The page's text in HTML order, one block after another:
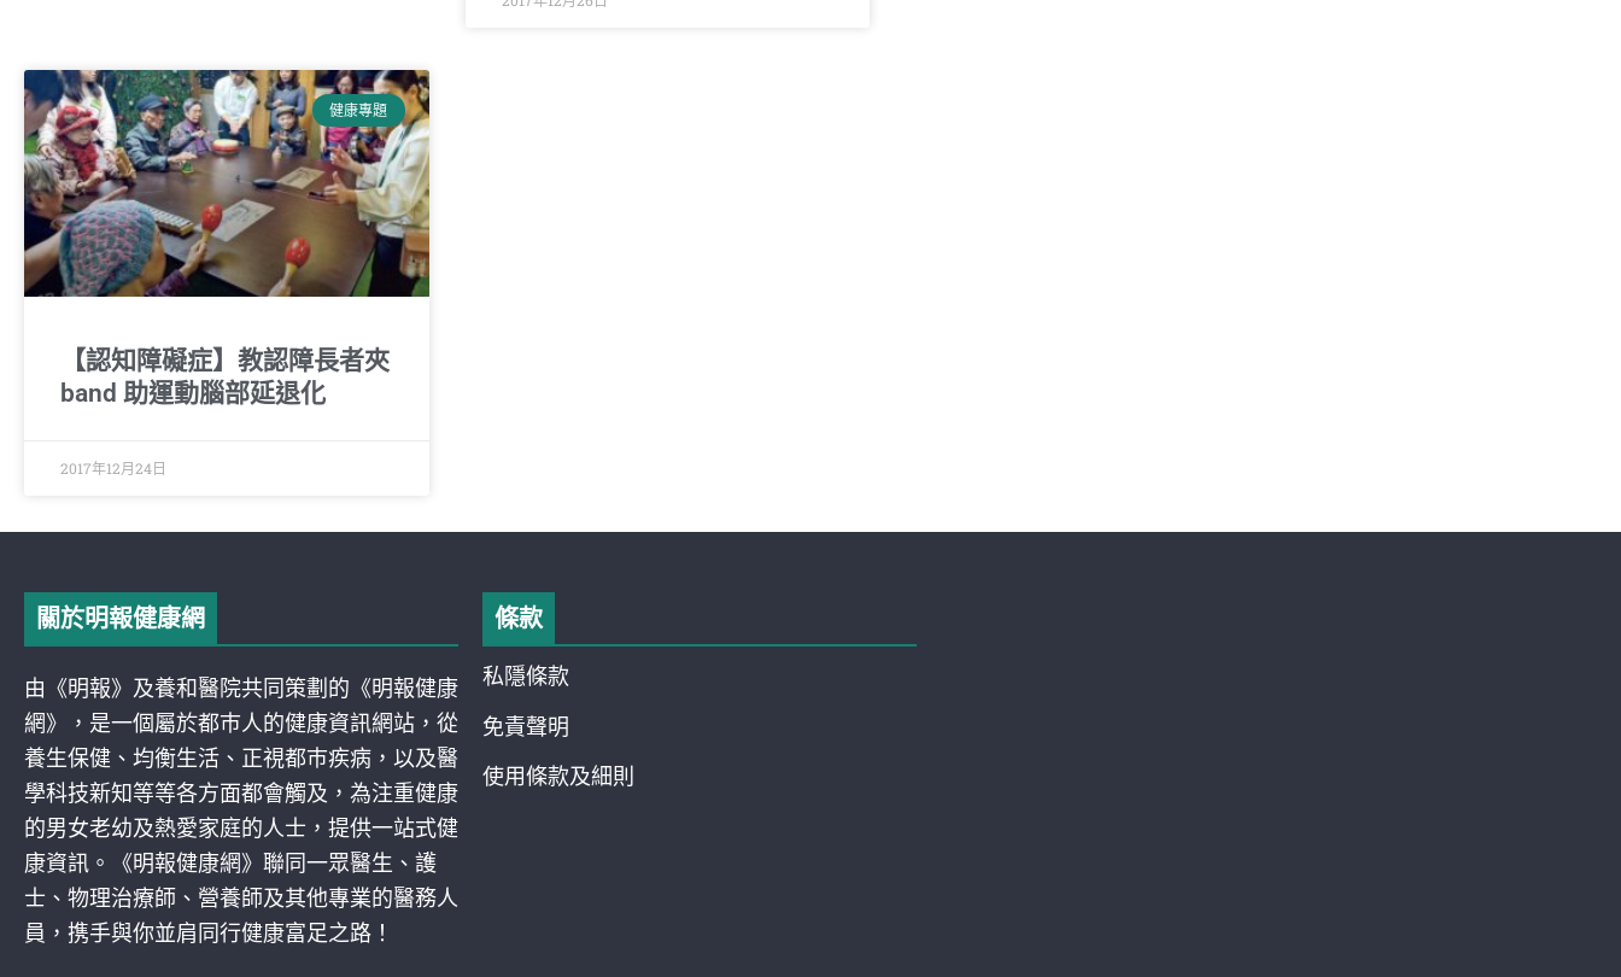
健康專題
【認知障礙症】教認障長者夾
band 助運動腦部延退化
2017年12月24日
關於明報健康網
由《明報》及養和醫院共同策劃的《明報健康
網》，是一個屬於都巿人的健康資訊網站，從
養生保健、均衡生活、正視都巿疾病，以及醫
學科技新知等等各方面都會觸及，為注重健康
的男女老幼及熱愛家庭的人士，提供一站式健
康資訊。《明報健康網》聯同一眾醫生、護
士、物理治療師、營養師及其他專業的醫務人
員，携手與你並肩同行健康富足之路！
條款
私隱條款
免責聲明
使用條款及細則